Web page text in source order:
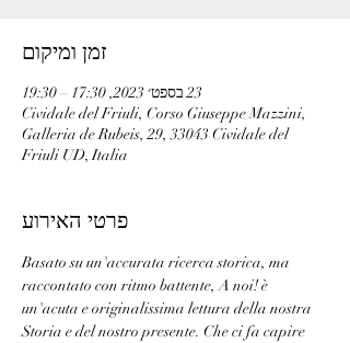
זמן ומיקום
23 בספט׳ 2023, 17:30 – 19:30
Cividale del Friuli, Corso Giuseppe Mazzini,
Galleria de Rubeis, 29, 33043 Cividale del
Friuli UD, Italia
פרטי האירוע
Basato su un'accurata ricerca storica, ma
raccontato con ritmo battente, A noi! è
un'acuta e originalissima lettura della nostra
Storia e del nostro presente. Che ci fa capire